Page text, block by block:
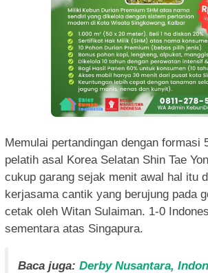
Memulai pertandingan dengan formasi
pelatih asal Korea Selatan Shin Tae
cukup garang sejak menit awal hal itu
kerjasama cantik yang berujung pada
cetak oleh Witan Sulaiman. 1-0
sementara atas Singapura.
Baca juga: Derby Nusantara,